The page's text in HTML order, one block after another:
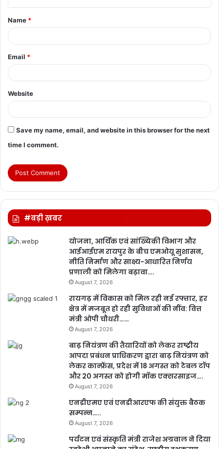
t
*
Name *
Email *
Website
Save my name, email, and website in this browser for the next
time I comment.
#बड़ी ख़बर
योजना, आर्थिक एवं सांख्यिकी विभाग और
आईआईएम रायपुर के बीच एमओयू सुशासन,
नीति निर्माण और साक्ष्य-आधारित निर्णय
प्रणाली को मिलेगा बढ़ावा….
August 7, 2026
रायगढ़ में विकास को मिल रही नई रफ्तार, हर
क्षेत्र में मजबूत हो रही सुविधाओं की नींव: वित्त
मंत्री ओपी चौधरी……
August 7, 2026
बाढ़ नियंत्रण की तैयारियों को लेकर राष्ट्रीय
आपदा प्रबंधन प्राधिकरण द्वारा बाढ़ नियंत्रण को
लेकर कान्फ्रेंस, प्रदेश में 18 अगस्त को टेबल टॉप
और 20 अगस्त को होगी मॉक एक्सरसाइज….
August 7, 2026
एनडीएमए एवं एनडीआरएफ की संयुक्त बैठक
सम्पन्न…..
August 7, 2026
पर्यटन एवं संस्कृति मंत्री राजेश अग्रवाल ने दिया